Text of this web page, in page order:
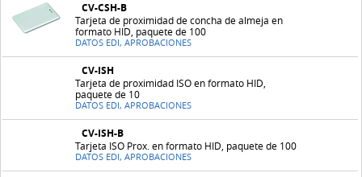
CV-CSH-B
Tarjeta de proximidad de concha de almeja en
formato HID, paquete de 100
DATOS EDI, APROBACIONES
CV-ISH
Tarjeta de proximidad ISO en formato HID,
paquete de 10
DATOS EDI, APROBACIONES
CV-ISH-B
Tarjeta ISO Prox. en formato HID, paquete de 100
DATOS EDI, APROBACIONES